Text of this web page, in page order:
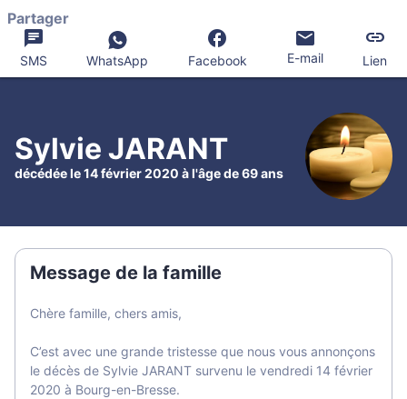
Partager
SMS WhatsApp Facebook E-mail Lien
Sylvie JARANT
décédée le 14 février 2020 à l'âge de 69 ans
Message de la famille
Chère famille, chers amis,
C’est avec une grande tristesse que nous vous annonçons
le décès de Sylvie JARANT survenu le vendredi 14 février
2020 à Bourg-en-Bresse.